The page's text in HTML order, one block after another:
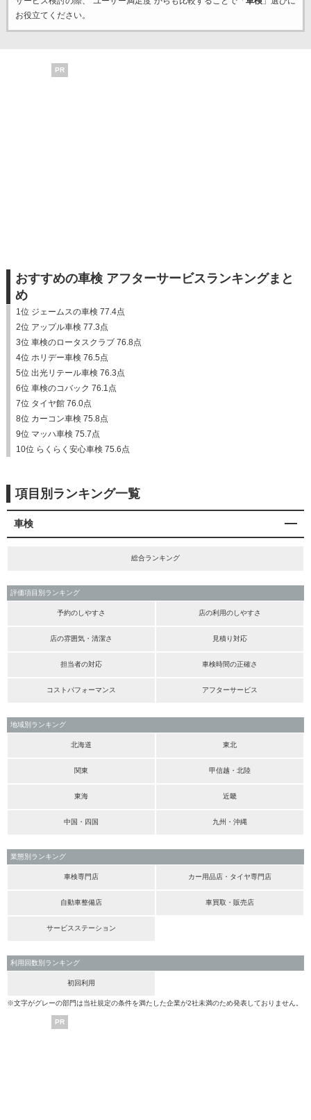
お役立てください。
PR
おすすめの車検 アフターサービスランキングまと
め
1位 ジェームスの車検 77.4点
2位 アップル車検 77.3点
3位 車検のロータスクラブ 76.8点
4位 ホリデー車検 76.5点
5位 出光リテール車検 76.3点
6位 車検のコバック 76.1点
7位 タイヤ館 76.0点
8位 カーコン車検 75.8点
9位 マッハ車検 75.7点
10位 らくらく安心車検 75.6点
項目別ランキング一覧
車検
総合ランキング
評価項目別ランキング
予約のしやすさ 店の利用のしやすさ
店の雰囲気・清潔さ 見積り対応
担当者の対応 車検時間の正確さ
コストパフォーマンス アフターサービス
地域別ランキング
北海道 東北
関東 甲信越・北陸
東海 近畿
中国・四国 九州・沖縄
業態別ランキング
車検専門店 カー用品店・タイヤ専門店
自動車整備店 車買取・販売店
サービスステーション
利用回数別ランキング
初回利用
※文字がグレーの部門は当社規定の条件を満たした企業が2社未満のため発表しておりません。
PR